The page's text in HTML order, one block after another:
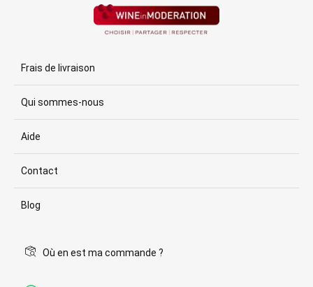
Frais de livraison
Qui sommes-nous
Aide
Contact
Blog
Où en est ma commande ?